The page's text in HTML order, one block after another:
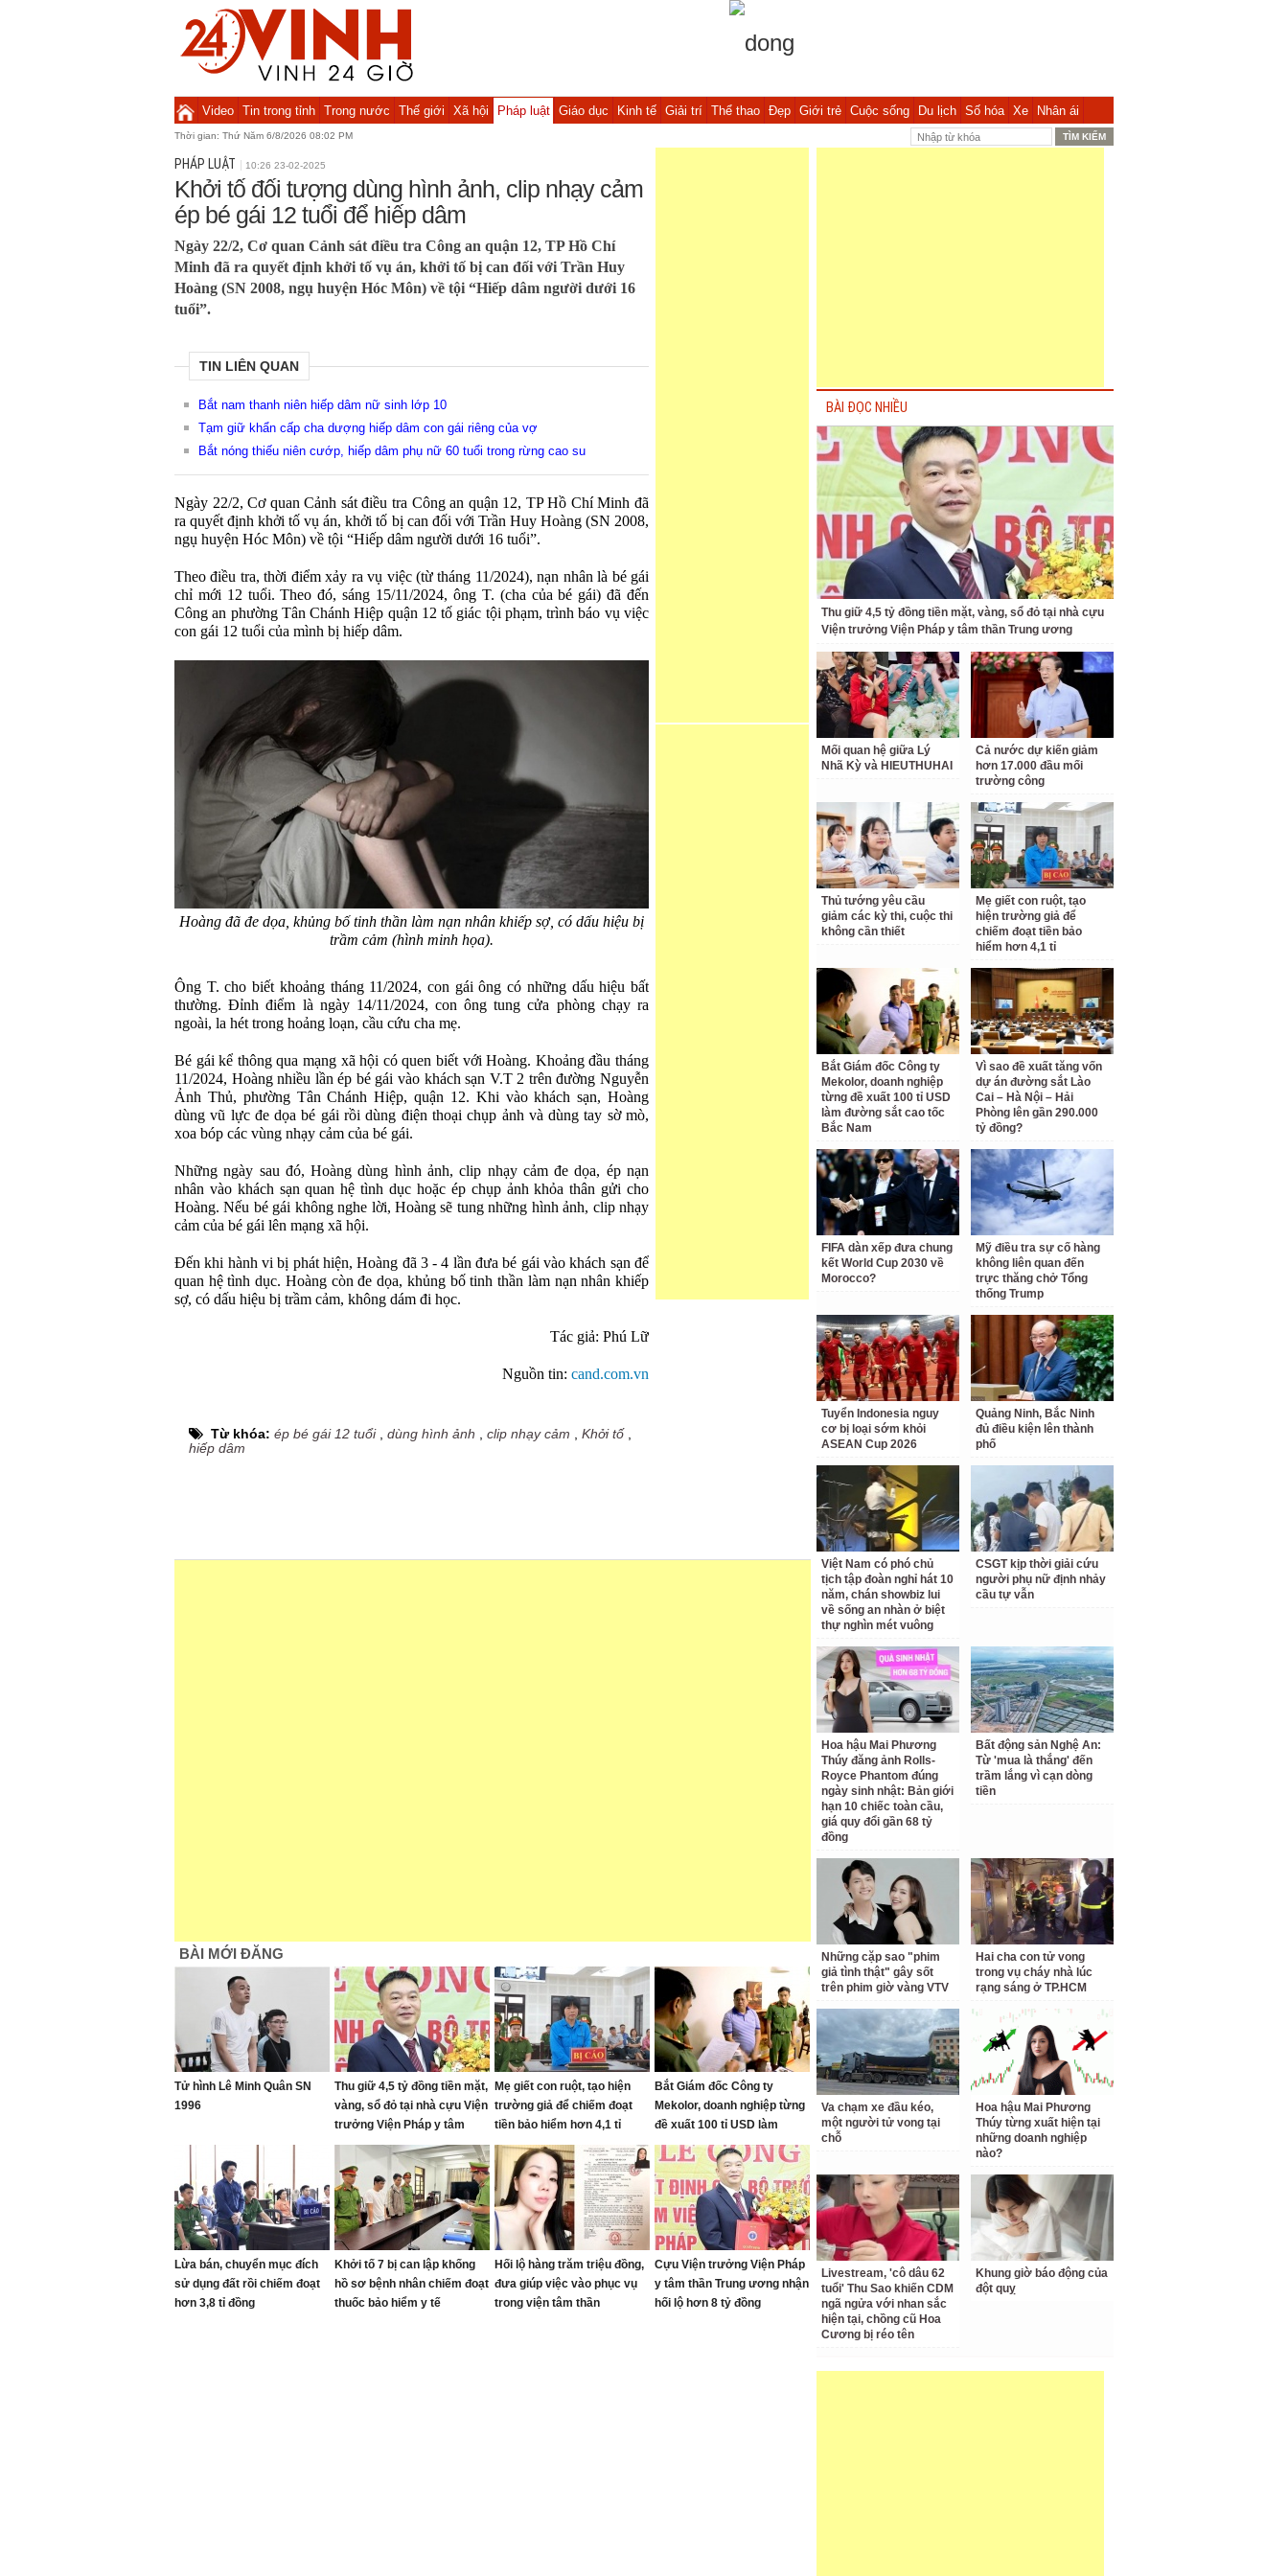
Video Tin trong tỉnh Trong nước Thế giới Xã hội Pháp luật Giáo dục Kinh tế Giải trí Thể thao Đẹp Giới trẻ Cuộc sống Du lịch Số hóa Xe Nhân ái
Thời gian: Thứ Năm 6/8/2026 08:02 PM
PHÁP LUẬT 10:26 23-02-2025
Khởi tố đối tượng dùng hình ảnh, clip nhạy cảm
ép bé gái 12 tuổi để hiếp dâm
Ngày 22/2, Cơ quan Cảnh sát điều tra Công an quận 12, TP Hồ Chí
Minh đã ra quyết định khởi tố vụ án, khởi tố bị can đối với Trần Huy
Hoàng (SN 2008, ngụ huyện Hóc Môn) về tội “Hiếp dâm người dưới 16
tuổi”.
TIN LIÊN QUAN
Bắt nam thanh niên hiếp dâm nữ sinh lớp 10
Tạm giữ khẩn cấp cha dượng hiếp dâm con gái riêng của vợ
Bắt nóng thiếu niên cướp, hiếp dâm phụ nữ 60 tuổi trong rừng cao su
Ngày 22/2, Cơ quan Cảnh sát điều tra Công an quận 12, TP Hồ Chí Minh đã
ra quyết định khởi tố vụ án, khởi tố bị can đối với Trần Huy Hoàng (SN 2008,
ngụ huyện Hóc Môn) về tội “Hiếp dâm người dưới 16 tuổi”.
Theo điều tra, thời điểm xảy ra vụ việc (từ tháng 11/2024), nạn nhân là bé gái
chỉ mới 12 tuổi. Theo đó, sáng 15/11/2024, ông T. (cha của bé gái) đã đến
Công an phường Tân Chánh Hiệp quận 12 tố giác tội phạm, trình báo vụ việc
con gái 12 tuổi của mình bị hiếp dâm.
Hoàng đã đe dọa, khủng bố tinh thần làm nạn nhân khiếp sợ, có dấu hiệu bị
trầm cảm (hình minh họa).
Ông T. cho biết khoảng tháng 11/2024, con gái ông có những dấu hiệu bất
thường. Đỉnh điểm là ngày 14/11/2024, con ông tung cửa phòng chạy ra
ngoài, la hét trong hoảng loạn, cầu cứu cha mẹ.
Bé gái kể thông qua mạng xã hội có quen biết với Hoàng. Khoảng đầu tháng
11/2024, Hoàng nhiều lần ép bé gái vào khách sạn V.T 2 trên đường Nguyễn
Ảnh Thủ, phường Tân Chánh Hiệp, quận 12. Khi vào khách sạn, Hoàng
dùng vũ lực đe dọa bé gái rồi dùng điện thoại chụp ảnh và dùng tay sờ mò,
xoa bóp các vùng nhạy cảm của bé gái.
Những ngày sau đó, Hoàng dùng hình ảnh, clip nhạy cảm đe dọa, ép nạn
nhân vào khách sạn quan hệ tình dục hoặc ép chụp ảnh khỏa thân gửi cho
Hoàng. Nếu bé gái không nghe lời, Hoàng sẽ tung những hình ảnh, clip nhạy
cảm của bé gái lên mạng xã hội.
Đến khi hành vi bị phát hiện, Hoàng đã 3 - 4 lần đưa bé gái vào khách sạn để
quan hệ tình dục. Hoàng còn đe dọa, khủng bố tinh thần làm nạn nhân khiếp
sợ, có dấu hiệu bị trầm cảm, không dám đi học.
Tác giả: Phú Lữ
Nguồn tin: cand.com.vn
Từ khóa: ép bé gái 12 tuổi, dùng hình ảnh clip nhạy cảm Khởi tố,
hiếp dâm
BÀI MỚI ĐĂNG
Tử hình Lê Minh Quân SN
1996
Thu giữ 4,5 tỷ đồng tiền mặt,
vàng, sổ đỏ tại nhà cựu Viện
trưởng Viện Pháp y tâm
thần Trung ương
Mẹ giết con ruột, tạo hiện
trường giả để chiếm đoạt
tiền bảo hiểm hơn 4,1 tỉ
Bắt Giám đốc Công ty
Mekolor, doanh nghiệp từng
đề xuất 100 tỉ USD làm
đường sắt cao tốc Bắc Nam
Lừa bán, chuyển mục đích
sử dụng đất rồi chiếm đoạt
hơn 3,8 tỉ đồng
Khởi tố 7 bị can lập khống
hồ sơ bệnh nhân chiếm đoạt
thuốc bảo hiểm y tế
Hối lộ hàng trăm triệu đồng,
đưa giúp việc vào phục vụ
trong viện tâm thần
Cựu Viện trưởng Viện Pháp
y tâm thần Trung ương nhận
hối lộ hơn 8 tỷ đồng
BÀI ĐỌC NHIỀU
Thu giữ 4,5 tỷ đồng tiền mặt, vàng, sổ đỏ tại nhà cựu
Viện trưởng Viện Pháp y tâm thần Trung ương
Mối quan hệ giữa Lý
Nhã Kỳ và HIEUTHUHAI
Cả nước dự kiến giảm
hơn 17.000 đầu mối
trường công
Thủ tướng yêu cầu
giảm các kỳ thi, cuộc thi
không cần thiết
Mẹ giết con ruột, tạo
hiện trường giả để
chiếm đoạt tiền bảo
hiểm hơn 4,1 tỉ
Bắt Giám đốc Công ty
Mekolor, doanh nghiệp
từng đề xuất 100 tỉ USD
làm đường sắt cao tốc
Bắc Nam
Vì sao đề xuất tăng vốn
dự án đường sắt Lào
Cai – Hà Nội – Hải
Phòng lên gần 290.000
tỷ đồng?
FIFA dàn xếp đưa chung
kết World Cup 2030 về
Morocco?
Mỹ điều tra sự cố hàng
không liên quan đến
trực thăng chở Tổng
thống Trump
Tuyển Indonesia nguy
cơ bị loại sớm khỏi
ASEAN Cup 2026
Quảng Ninh, Bắc Ninh
đủ điều kiện lên thành
phố
Việt Nam có phó chủ
tịch tập đoàn nghỉ hát 10
năm, chán showbiz lui
về sống an nhàn ở biệt
thự nghìn mét vuông
CSGT kịp thời giải cứu
người phụ nữ định nhảy
cầu tự vẫn
Hoa hậu Mai Phương
Thúy đăng ảnh Rolls-
Royce Phantom đúng
ngày sinh nhật: Bản giới
hạn 10 chiếc toàn cầu,
giá quy đổi gần 68 tỷ
đồng
Bất động sản Nghệ An:
Từ 'mua là thắng' đến
trầm lắng vì cạn dòng
tiền
Những cặp sao "phim
giả tình thật" gây sốt
trên phim giờ vàng VTV
Hai cha con tử vong
trong vụ cháy nhà lúc
rạng sáng ở TP.HCM
Va chạm xe đầu kéo,
một người tử vong tại
chỗ
Hoa hậu Mai Phương
Thúy từng xuất hiện tại
những doanh nghiệp
nào?
Livestream, 'cô dâu 62
tuổi' Thu Sao khiến CDM
ngã ngửa với nhan sắc
hiện tại, chồng cũ Hoa
Cương bị réo tên
Khung giờ báo động của
đột quỵ